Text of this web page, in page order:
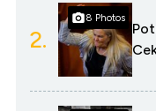
2.
8 Photos